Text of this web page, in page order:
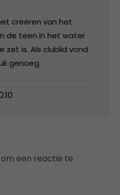
creëren van het
de teen in het water
zet is. Als clublid vond
genoeg.
om een reactie te